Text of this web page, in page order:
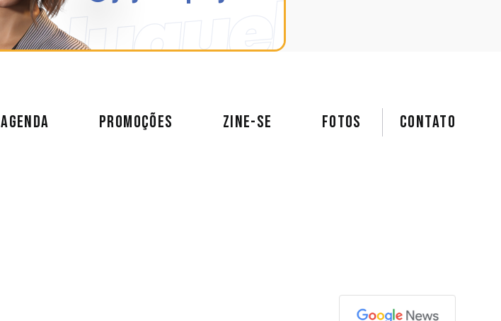
AGENDA PROMOÇÕES ZINE-SE FOTOS Contato